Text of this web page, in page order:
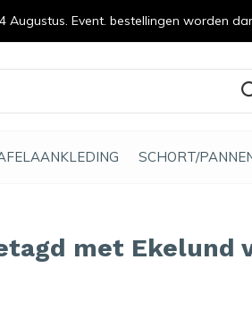
SCHORT/
met Ekelund
Event. bestellingen worden